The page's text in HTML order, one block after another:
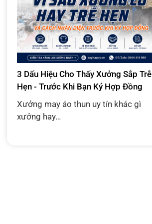
3 Dấu Hiệu Cho Thấy Xưởng Sắp Trễ
Hẹn - Trước Khi Bạn Ký Hợp Đồng
Xưởng may áo thun uy tín khác gì
xưởng hay…